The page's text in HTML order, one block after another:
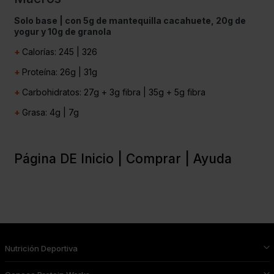
Solo base | con 5g de mantequilla cacahuete, 20g de
yogur y 10g de granola
+ Calorías: 245 | 326
+ Proteína: 26g | 31g
+ Carbohidratos: 27g + 3g fibra | 35g + 5g fibra
+ Grasa: 4g | 7g
Página DE Inicio | Comprar | Ayuda
Nutrición Deportiva